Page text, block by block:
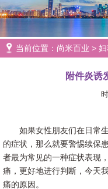
当前位置： 尚米百业 >
附件炎诱
如果女性朋友们在日常
的症状，那么就要警惕续保
者最为常见的一种症状表现
痛，更好地进行判断，今天
痛的原因。